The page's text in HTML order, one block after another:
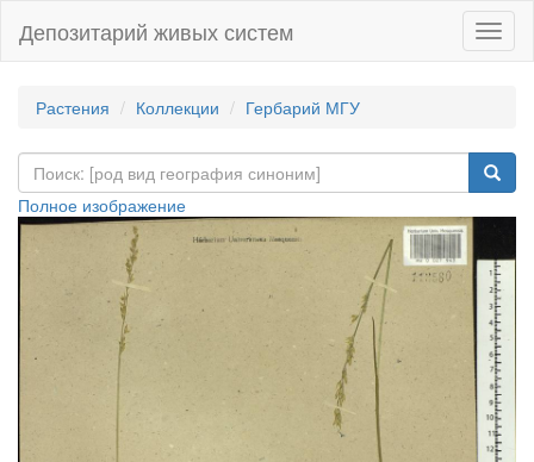
Депозитарий живых систем
Растения Коллекции Гербарий МГУ
Полное изображение